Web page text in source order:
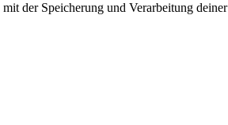
der Speicherung und Verarbeitung